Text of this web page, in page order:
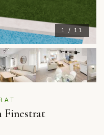
1 / 11
Finestrat